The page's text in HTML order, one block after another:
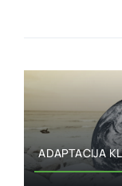
ADAPTACIJA